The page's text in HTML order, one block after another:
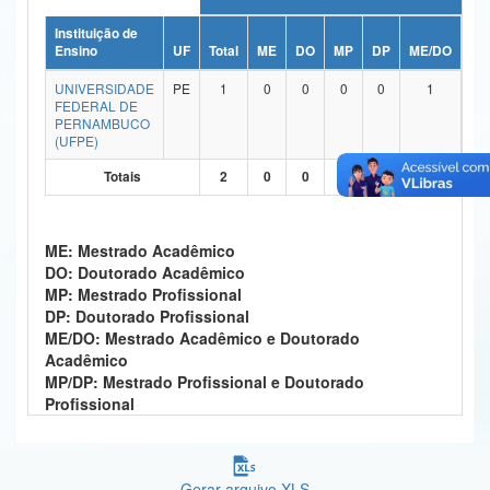
Ministério da Ciência, Tecnologia, Inovações e Comunicações
Ministério do Meio Ambiente
Ministério do Turismo
Ministério do Desenvolvimento Regional
Ministério da Mulher, da Família e dos Direitos Humanos
Secretaria-Geral
Secretaria de Governo
Gabinete de Segurança Institucional
Advocacia-Geral da União
Instituição de
Ensino
UF Total ME DO MP DP ME/DO
UNIVERSIDADE
FEDERAL DE
PERNAMBUCO
(UFPE)
PE 1 0 0 0 0 1
Totais 2 0 0 0 2
ME: Mestrado Acadêmico
DO: Doutorado Acadêmico
MP: Mestrado Profissional
DP: Doutorado Profissional
ME/DO: Mestrado Acadêmico e Doutorado
Acadêmico
MP/DP: Mestrado Profissional e Doutorado
Profissional